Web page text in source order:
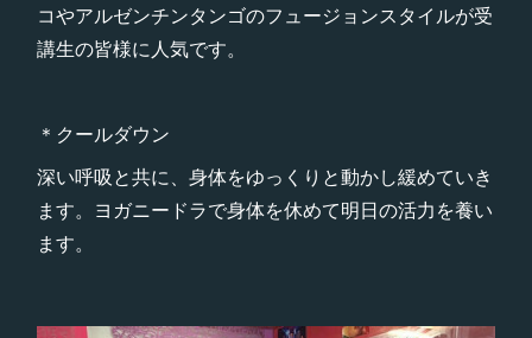
コやアルゼンチンタンゴのフュージョンスタイルが受
講生の皆様に人気です。
＊クールダウン
深い呼吸と共に、身体をゆっくりと動かし緩めていき
ます。ヨガニードラで身体を休めて明日の活力を養い
ます。